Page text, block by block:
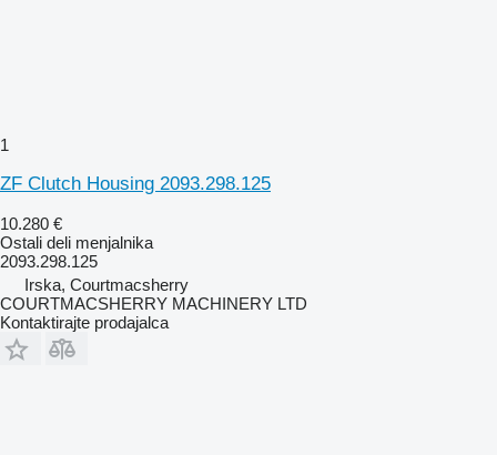
1
ZF Clutch Housing 2093.298.125
10.280 €
Ostali deli menjalnika
2093.298.125
Irska, Courtmacsherry
COURTMACSHERRY MACHINERY LTD
Kontaktirajte prodajalca